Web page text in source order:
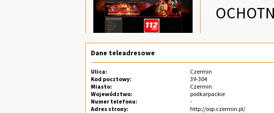
Dane teleadresowe
Ulica:
Czermin
Kod pocztowy:
39-304
Miasto:
Czermin
Województwo:
podkarpackie
Numer telefonu:
-
Adres strony:
http://osp.czermin.pl/